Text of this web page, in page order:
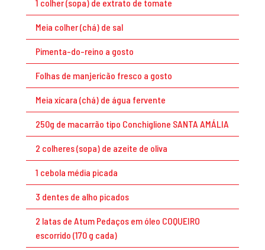
1 colher (sopa) de extrato de tomate
Meia colher (chá) de sal
Pimenta-do-reino a gosto
Folhas de manjericão fresco a gosto
Meia xícara (chá) de água fervente
250g de macarrão tipo Conchiglione SANTA AMÁLIA
2 colheres (sopa) de azeite de oliva
1 cebola média picada
3 dentes de alho picados
2 latas de Atum Pedaços em óleo COQUEIRO
escorrido (170 g cada)